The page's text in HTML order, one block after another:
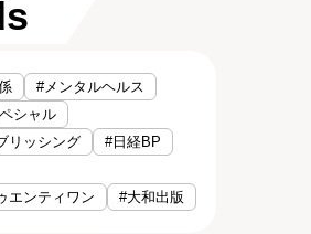
#メンタルヘルス
シャル
リッシング
#日経BP
エンティワン
#大和出版